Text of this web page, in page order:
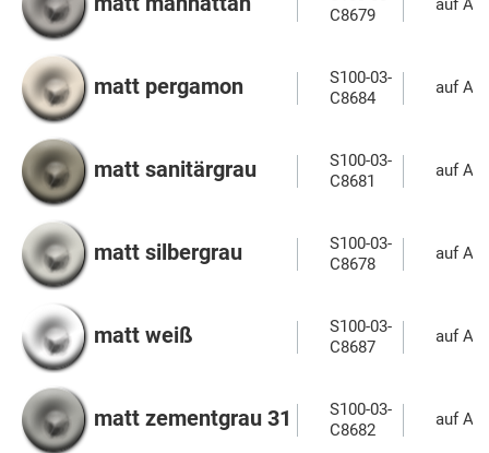
C8679
matt pergamon
S100-03-
C8684
auf
matt sanitärgrau
S100-03-
C8681
auf
matt silbergrau
S100-03-
C8678
auf
matt weiß
S100-03-
C8687
auf
matt zementgrau 31
S100-03-
C8682
auf